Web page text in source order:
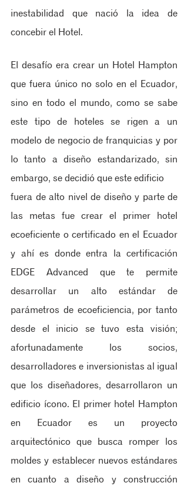
inestabilidad que nació la idea de
concebir el Hotel.
El desafío era crear un Hotel Hampton
que fuera único no solo en el Ecuador,
sino en todo el mundo, como se sabe
este tipo de hoteles se rigen a un
modelo de negocio de franquicias y por
lo tanto a diseño estandarizado, sin
embargo, se decidió que este edificio
fuera de alto nivel de diseño y parte de
las metas fue crear el primer hotel
ecoeficiente o certificado en el Ecuador
y ahí es donde entra la certificación
EDGE Advanced que te permite
desarrollar un alto estándar de
parámetros de ecoeficiencia, por tanto
desde el inicio se tuvo esta visión;
afortunadamente los socios,
desarrolladores e inversionistas al igual
que los diseñadores, desarrollaron un
edificio ícono. El primer hotel Hampton
en Ecuador es un proyecto
arquitectónico que busca romper los
moldes y establecer nuevos estándares
en cuanto a diseño y construcción